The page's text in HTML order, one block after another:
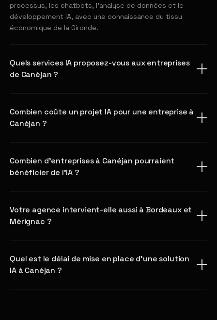
processus, les chatbots, l'analyse de données et le
développement IA, avec une connaissance du tissu
économique de la Gironde.
Quels services IA proposez-vous aux entreprises
de Canéjan ?
Combien coûte un projet IA pour une entreprise à
Canéjan ?
Combien d'entreprises à Canéjan pourraient
bénéficier de l'IA ?
Votre agence intervient-elle aussi à Bordeaux et
Mérignac ?
Quel est le délai de mise en place d'une solution
IA à Canéjan ?